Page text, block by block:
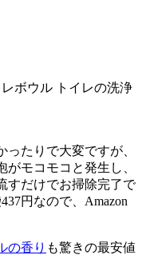
ボウル トイレの洗浄
ったりで大変ですが、
モコモコと発生し、
すだけでお掃除完了で
円なので、Amazon
の香り も驚きの最安値